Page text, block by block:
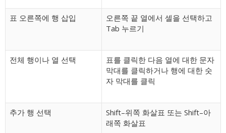
표 오른쪽에 행 삽입
오른쪽 끝 열에서 셀을 선택하고
Tab 누르기
전체 행이나 열 선택
표를 클릭한 다음 열에 대한 문자
막대를 클릭하거나 행에 대한 숫
자 막대를 클릭
추가 행 선택
Shift–위쪽 화살표 또는 Shift–아
래쪽 화살표